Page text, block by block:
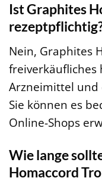
Ist Graphites
Nein, Graphites
freiverkäufliches
Arzneimittel
Sie können es
Online-Shops
Wie lange
Homaccord